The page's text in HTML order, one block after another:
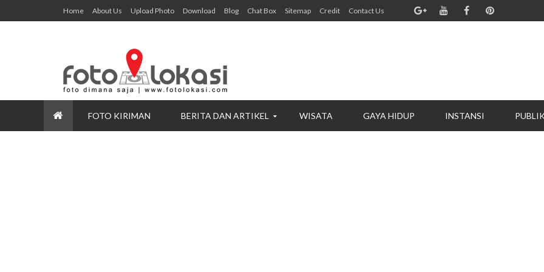
Home About Us Upload Photo Download Blog Chat Box Sitemap Credit Contact Us
FOTO KIRIMAN BERITA DAN ARTIKEL WISATA GAYA HIDUP INSTANSI